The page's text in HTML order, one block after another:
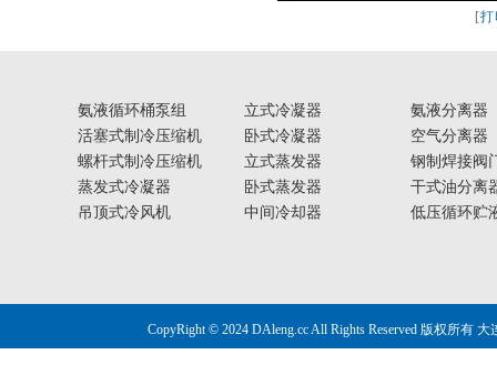
[打
氨液循环桶泵组
活塞式制冷压缩机
螺杆式制冷压缩机
蒸发式冷凝器
吊顶式冷风机
立式冷凝器
卧式冷凝器
立式蒸发器
卧式蒸发器
中间冷却器
氨液分离器
空气分离器
钢制焊接阀
干式油分离
低压循环贮
CopyRight © 2024 DAleng.cc All Rights Reserved 版权所